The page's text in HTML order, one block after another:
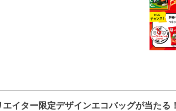
エイター限定デザインエコバッグが当たる